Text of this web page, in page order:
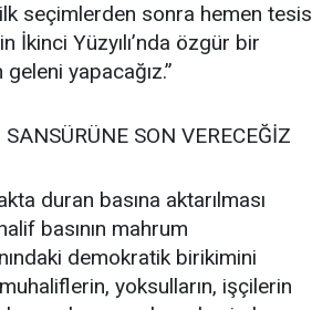
seçimlerden sonra hemen tesis
İkinci Yüzyılı’nda özgür bir
yapacağız.”
SON VERECEĞİZ
duran basına aktarılması
basının mahrum
demokratik birikimini
yoksulların, işçilerin